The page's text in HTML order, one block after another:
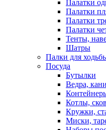
Палатки
Палатки
Палатки
Палатки
Тенты,
Шатры
Палки для
Посуда
Бутылки
Ведра,
Котлы,
Кружки,
Миски,